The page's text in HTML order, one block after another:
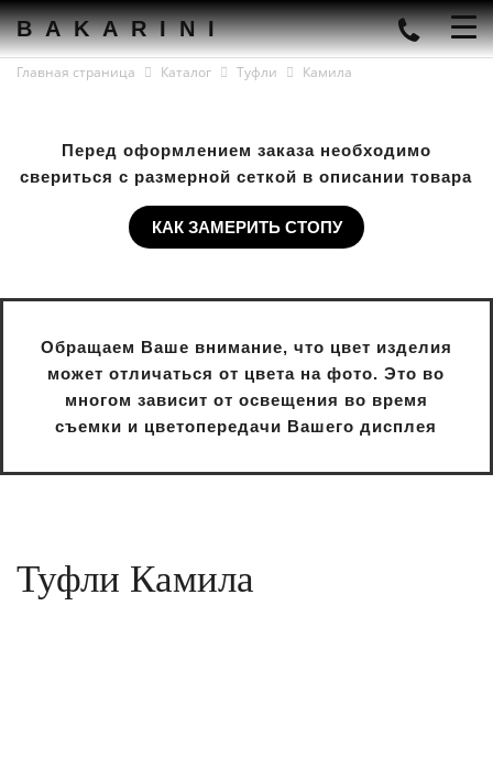
BAKARINI
Главная страница Каталог Туфли Камила
Перед оформлением заказа необходимо
свериться с размерной сеткой в описании товара
КАК ЗАМЕРИТЬ СТОПУ
Обращаем Ваше внимание, что цвет изделия
может отличаться от цвета на фото. Это во
многом зависит от освещения во время
съемки и цветопередачи Вашего дисплея
Туфли Камила